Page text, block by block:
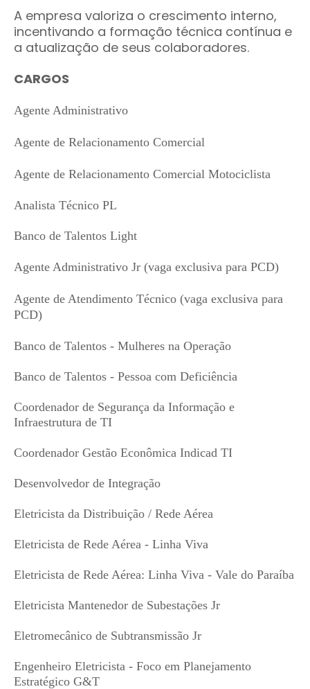
A empresa valoriza o crescimento interno,
incentivando a formação técnica contínua e
a atualização de seus colaboradores.
CARGOS
Agente Administrativo
Agente de Relacionamento Comercial
Agente de Relacionamento Comercial Motociclista
Analista Técnico PL
Banco de Talentos Light
Agente Administrativo Jr (vaga exclusiva para PCD)
Agente de Atendimento Técnico (vaga exclusiva para
PCD)
Banco de Talentos - Mulheres na Operação
Banco de Talentos - Pessoa com Deficiência
Coordenador de Segurança da Informação e
Infraestrutura de TI
Coordenador Gestão Econômica Indicad TI
Desenvolvedor de Integração
Eletricista da Distribuição / Rede Aérea
Eletricista de Rede Aérea - Linha Viva
Eletricista de Rede Aérea: Linha Viva - Vale do Paraíba
Eletricista Mantenedor de Subestações Jr
Eletromecânico de Subtransmissão Jr
Engenheiro Eletricista - Foco em Planejamento
Estratégico G&T